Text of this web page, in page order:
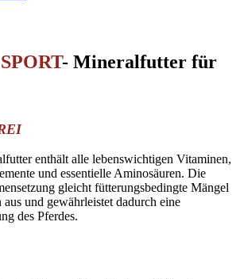
SPORT- Mineralfutter für
enthält alle lebenswichtigen Vitaminen,
und essentielle Aminosäuren. Die
gleicht fütterungsbedingte Mängel
aus und gewährleistet dadurch eine
des Pferdes.